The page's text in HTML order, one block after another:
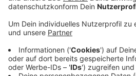
Die Deutsche Bahn und der
Lippe haben für das Jahr 2020
die Qualität der Bahnhöfe
sollen u.a. elf Unterführungen
Kreuztaler Bahnhof. Was genau